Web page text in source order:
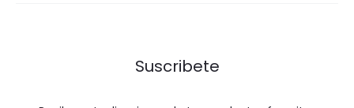
Suscribete